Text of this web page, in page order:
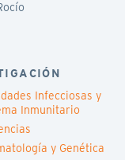
Infecciosas y
Inmunitario
y Genética